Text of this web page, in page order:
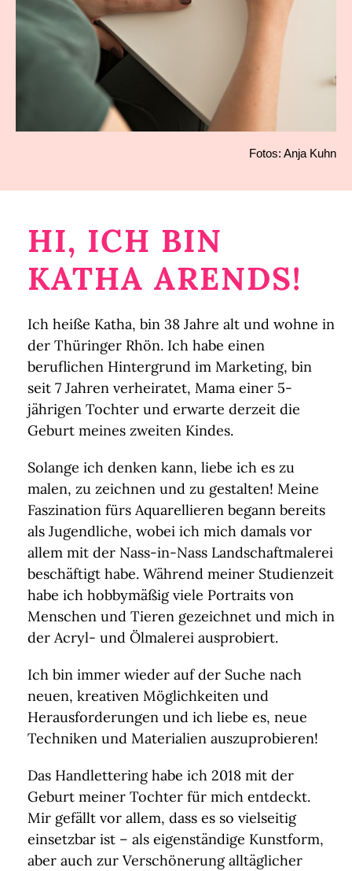
Fotos: Anja Kuhn
HI, ICH BIN
KATHA ARENDS!
Ich heiße Katha, bin 38 Jahre alt und wohne in
der Thüringer Rhön. Ich habe einen
beruflichen Hintergrund im Marketing, bin
seit 7 Jahren verheiratet, Mama einer 5-
jährigen Tochter und erwarte derzeit die
Geburt meines zweiten Kindes.
Solange ich denken kann, liebe ich es zu
malen, zu zeichnen und zu gestalten! Meine
Faszination fürs Aquarellieren begann bereits
als Jugendliche, wobei ich mich damals vor
allem mit der Nass-in-Nass Landschaftmalerei
beschäftigt habe. Während meiner Studienzeit
habe ich hobbymäßig viele Portraits von
Menschen und Tieren gezeichnet und mich in
der Acryl- und Ölmalerei ausprobiert.
Ich bin immer wieder auf der Suche nach
neuen, kreativen Möglichkeiten und
Herausforderungen und ich liebe es, neue
Techniken und Materialien auszuprobieren!
Das Handlettering habe ich 2018 mit der
Geburt meiner Tochter für mich entdeckt.
Mir gefällt vor allem, dass es so vielseitig
einsetzbar ist – als eigenständige Kunstform,
aber auch zur Verschönerung alltäglicher